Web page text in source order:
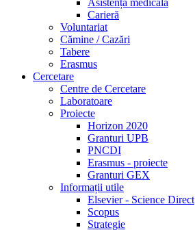
Asistență medicală
Carieră
Voluntariat
Cămine / Cazări
Tabere
Erasmus
Cercetare
Centre de Cercetare
Laboratoare
Proiecte
Horizon 2020
Granturi UPB
PNCDI
Erasmus - proiecte
Granturi GEX
Informații utile
Elsevier - Science Direct
Scopus
Strategie